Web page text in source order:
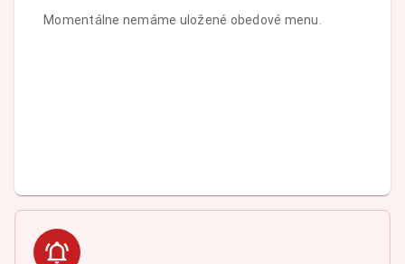
Momentálne nemáme uložené obedové menu.